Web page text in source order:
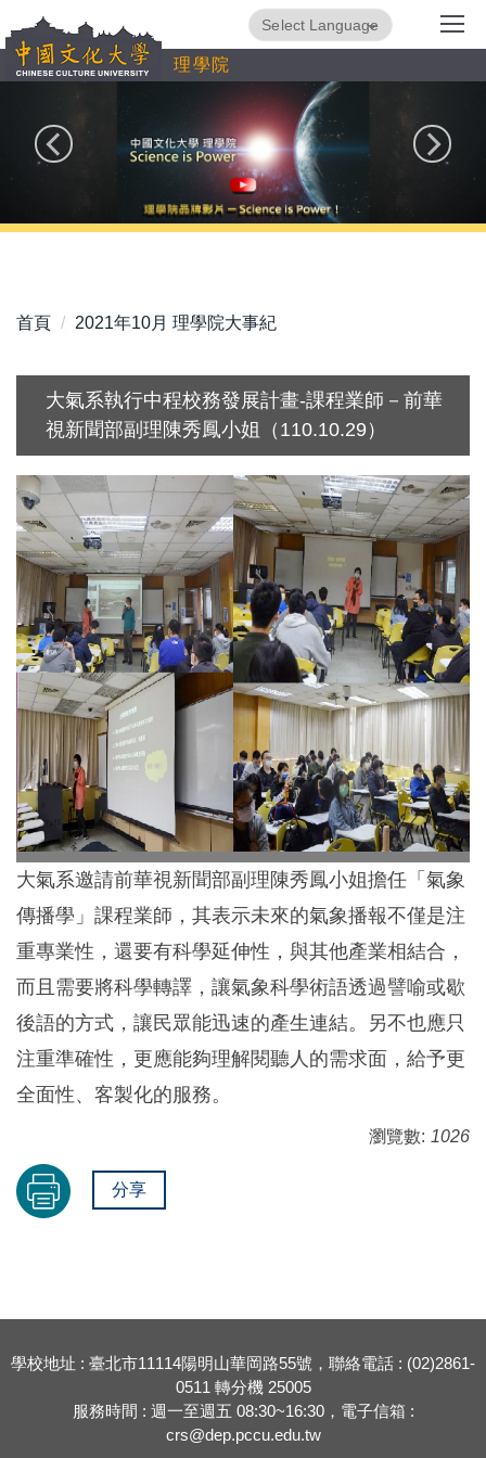
到
主
理學院
Translate
首頁 2021年10月 理學院大事紀
大氣系執行中程校務發展計畫-課程業師－前華
視新聞部副理陳秀鳳小姐（110.10.29）
大氣系邀請前華視新聞部副理陳秀鳳小姐擔任「氣象
傳播學」課程業師，其表示未來的氣象播報不僅是注
重專業性，還要有科學延伸性，與其他產業相結合，
而且需要將科學轉譯，讓氣象科學術語透過譬喻或歇
後語的方式，讓民眾能迅速的產生連結。另不也應只
注重準確性，更應能夠理解閱聽人的需求面，給予更
全面性、客製化的服務。
瀏覽數: 1026
分享
學校地址 : 臺北市11114陽明山華岡路55號，聯絡電話 : (02)2861-
0511 轉分機 25005
服務時間 : 週一至週五 08:30~16:30，電子信箱 :
crs@dep.pccu.edu.tw